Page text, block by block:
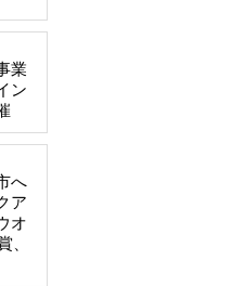
業
ン
へ
ア
オ
、